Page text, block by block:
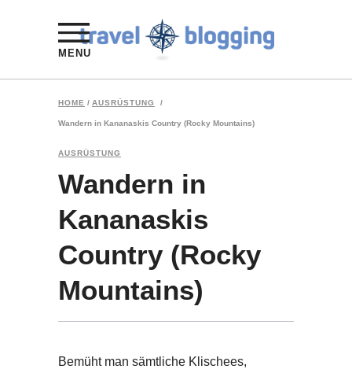
MENU
HOME / AUSRÜSTUNG /
Wandern in Kananaskis Country (Rocky Mountains)
AUSRÜSTUNG
Wandern in
Kananaskis
Country (Rocky
Mountains)
Bemüht man sämtliche Klischees,